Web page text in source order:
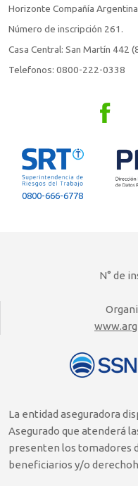
Horizonte Compañía
Número de inscripción 261.
Casa Central: San Martín 442
Telefonos: 0800-222-0338
0800-666-6778
N° de
La entidad aseguradora
Asegurado que atenderá
presenten los tomadores
beneficiarios y/o